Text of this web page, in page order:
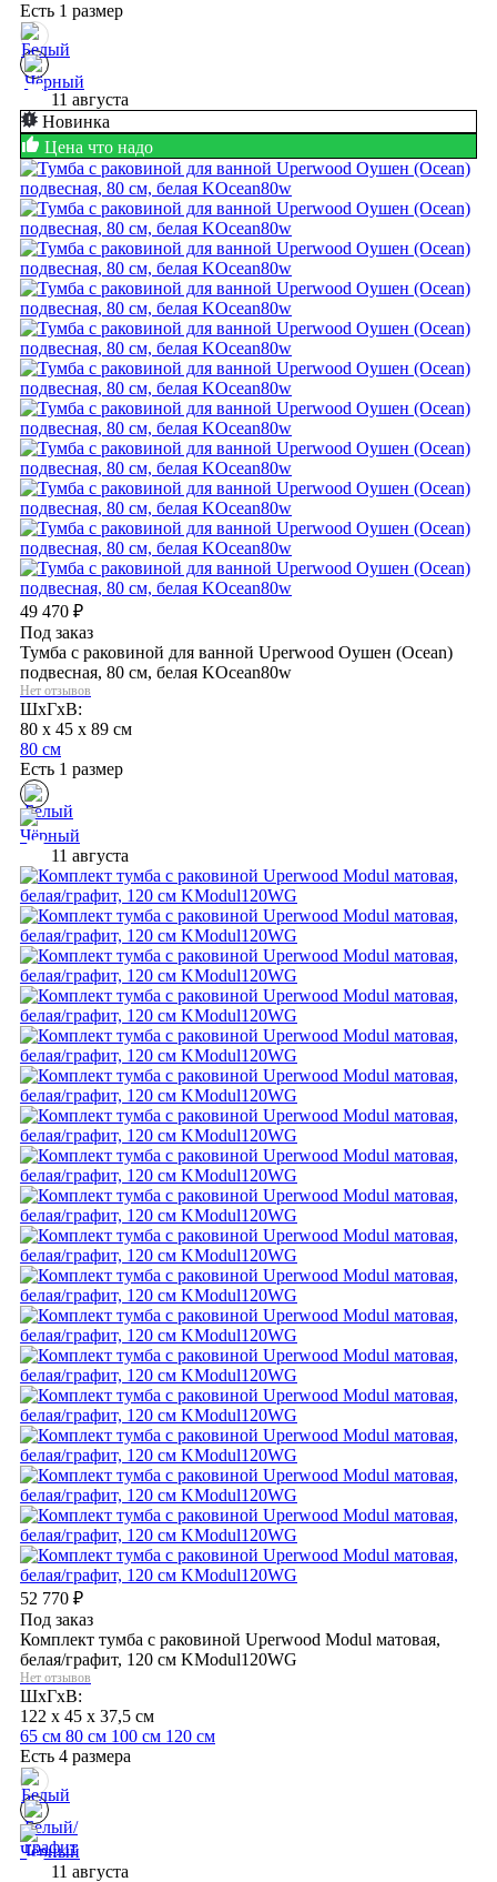
Есть 1 размер
11 августа
Новинка
Цена что надо
49 470 ₽
Под заказ
Тумба с раковиной для ванной Uperwood Оушен (Ocean)
подвесная, 80 см, белая KOcean80w
Нет отзывов
ШхГхВ:
80 x 45 x 89 см
80 см
Есть 1 размер
11 августа
52 770 ₽
Под заказ
Комплект тумба с раковиной Uperwood Modul матовая,
белая/графит, 120 см KModul120WG
Нет отзывов
ШхГхВ:
122 x 45 x 37,5 см
65 см 80 см 100 см 120 см
Есть 4 размера
11 августа